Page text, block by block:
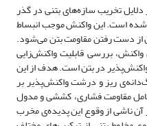
تخریب سازه‌های بتنی در گذر
شده است. این واکنش موجب انبساط
از دست رفتن مقاومت بتن می‌شود.
واکنش، بررسی قابلیت واکنش‌زایی
در بتن است. هدف از این
ریز و درشت واکنش‌پذیر بر
مقاومت فشاری، کششی و مدول
آن ناشی از وقوع این پدیده‌ی مخرب